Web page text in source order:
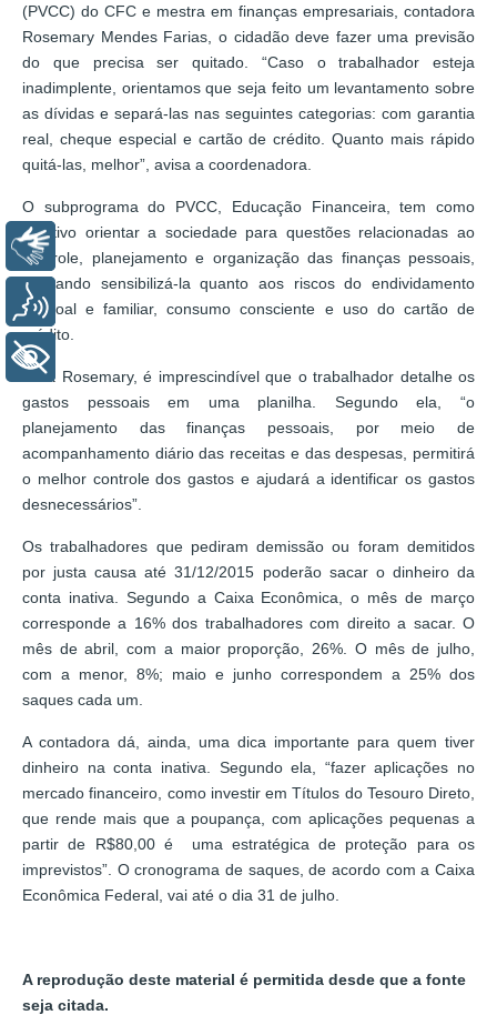
(PVCC) do CFC e mestra em finanças empresariais, contadora
Rosemary Mendes Farias, o cidadão deve fazer uma previsão
do que precisa ser quitado. “Caso o trabalhador esteja
inadimplente, orientamos que seja feito um levantamento sobre
as dívidas e separá-las nas seguintes categorias: com garantia
real, cheque especial e cartão de crédito. Quanto mais rápido
quitá-las, melhor”, avisa a coordenadora.
O subprograma do PVCC, Educação Financeira, tem como
objetivo orientar a sociedade para questões relacionadas ao
controle, planejamento e organização das finanças pessoais,
buscando sensibilizá-la quanto aos riscos do endividamento
pessoal e familiar, consumo consciente e uso do cartão de
crédito.
Para Rosemary, é imprescindível que o trabalhador detalhe os
gastos pessoais em uma planilha. Segundo ela, “o
planejamento das finanças pessoais, por meio de
acompanhamento diário das receitas e das despesas, permitirá
o melhor controle dos gastos e ajudará a identificar os gastos
desnecessários”.
Os trabalhadores que pediram demissão ou foram demitidos
por justa causa até 31/12/2015 poderão sacar o dinheiro da
conta inativa. Segundo a Caixa Econômica, o mês de março
corresponde a 16% dos trabalhadores com direito a sacar. O
mês de abril, com a maior proporção, 26%. O mês de julho,
com a menor, 8%; maio e junho correspondem a 25% dos
saques cada um.
A contadora dá, ainda, uma dica importante para quem tiver
dinheiro na conta inativa. Segundo ela, “fazer aplicações no
mercado financeiro, como investir em Títulos do Tesouro Direto,
que rende mais que a poupança, com aplicações pequenas a
partir de R$80,00 é uma estratégica de proteção para os
imprevistos”. O cronograma de saques, de acordo com a Caixa
Econômica Federal, vai até o dia 31 de julho.
A reprodução deste material é permitida desde que a fonte
seja citada.
Voz